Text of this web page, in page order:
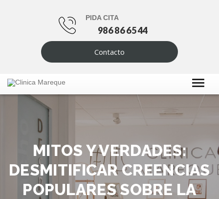
PIDA CITA
986 86 65 44
Contacto
MITOS Y VERDADES:
DESMITIFICAR CREENCIAS
POPULARES SOBRE LA